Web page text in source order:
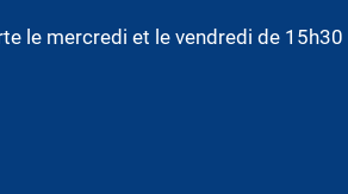
le mercredi et le vendredi de 15h30